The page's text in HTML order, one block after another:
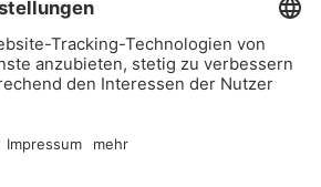
cloudbasierte Softwarelösung für
Management. Unsere Software
bisher meist manuell
und übernimmt beispielsweise
für mehr Effizienz und erhöht die